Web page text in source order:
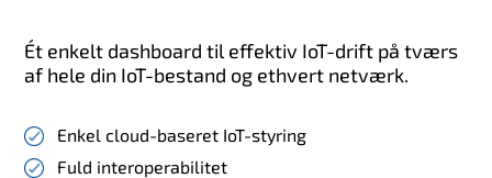
Ét enkelt dashboard til effektiv IoT-drift på tværs
af hele din IoT-bestand og ethvert netværk.
Enkel cloud-baseret IoT-styring
Fuld interoperabilitet